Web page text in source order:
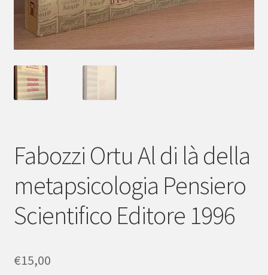
Fabozzi Ortu Al di là della
metapsicologia Pensiero
Scientifico Editore 1996
€15,00